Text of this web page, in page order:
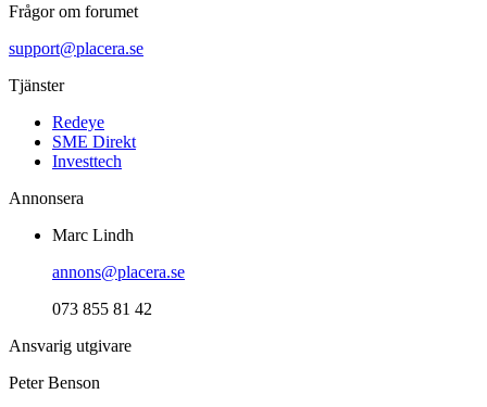
Frågor om forumet
support@placera.se
Tjänster
Redeye
SME Direkt
Investtech
Annonsera
Marc Lindh
annons@placera.se
073 855 81 42
Ansvarig utgivare
Peter Benson